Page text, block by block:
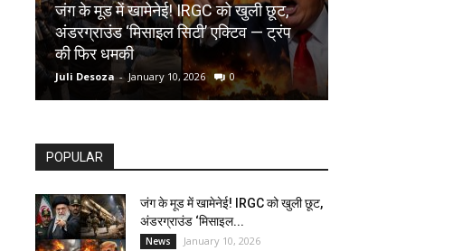
जंग के मूड में खामेनेई! IRGC को खुली छूट,
अंडरग्राउंड ‘मिसाइल सिटी’ एक्टिव — ट्रंप
की फिर धमकी
Juli Desoza - January 10, 2026 0
POPULAR
जंग के मूड में खामेनेई! IRGC को खुली छूट,
अंडरग्राउंड ‘मिसाइल...
News January 10, 2026